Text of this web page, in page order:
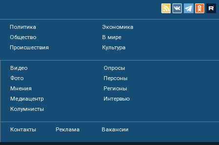
Политика
Экономика
Общество
В мире
Происшествия
Культура
Видео
Опросы
Фото
Персоны
Мнения
Регионы
Медиацентр
Интервью
Колумнисты
Контакты Реклама Вакансии